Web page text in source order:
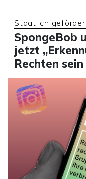
Staatlich
SpongeBob
jetzt
Rechten sein